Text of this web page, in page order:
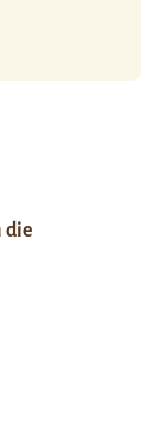
die